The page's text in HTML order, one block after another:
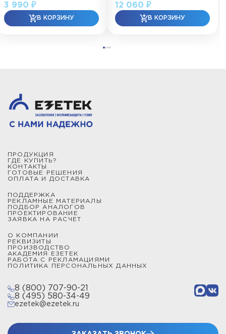
3 990 ₽ 12 060 ₽
ПРОДУКЦИЯ
ГДЕ КУПИТЬ?
КОНТАКТЫ
ГОТОВЫЕ РЕШЕНИЯ
ОПЛАТА И ДОСТАВКА
ПОДДЕРЖКА
РЕКЛАМНЫЕ МАТЕРИАЛЫ
ПОДБОР АНАЛОГОВ
ПРОЕКТИРОВАНИЕ
ЗАЯВКА НА РАСЧЕТ
О КОМПАНИИ
РЕКВИЗИТЫ
ПРОИЗВОДСТВО
АКАДЕМИЯ ЕЗЕТЕК
РАБОТА С РЕКЛАМАЦИЯМИ
ПОЛИТИКА ПЕРСОНАЛЬНЫХ ДАННЫХ
8 (800) 707-90-21
8 (495) 580-34-49
ezetek@ezetek.ru